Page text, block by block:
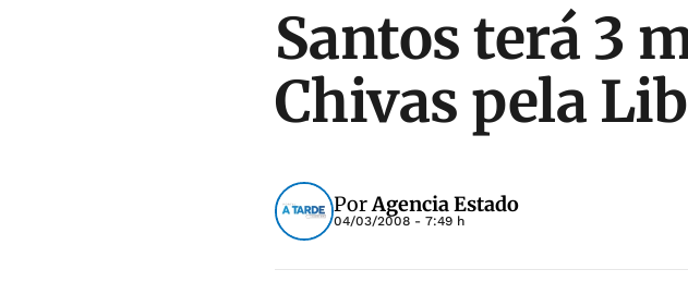
Santos terá 3
Chivas pela
PorAgencia Estado
04/03/2008 - 7:49 h